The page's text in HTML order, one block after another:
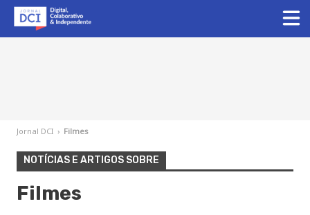
Jornal DCI › Filmes
NOTÍCIAS E ARTIGOS SOBRE
Filmes